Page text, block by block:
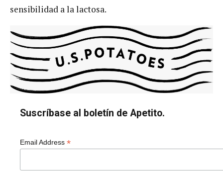
sensibilidad a la lactosa.
Suscríbase al boletín de Apetito.
Email Address *